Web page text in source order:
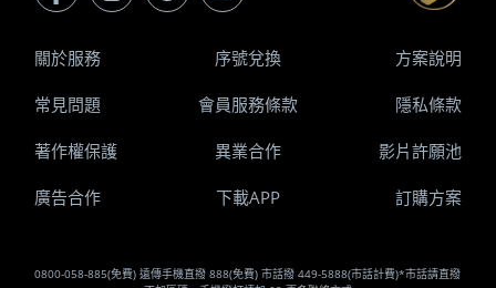
0800-058-885(免費) 遠傳手機直撥 888(免費) 市話撥 449-5888(市話計費)*市話請直撥
關於服務 序號兌換 方案說明
常見問題 會員服務條款 隱私條款
著作權保護 異業合作 影片許願池
廣告合作 下載APP 訂購方案